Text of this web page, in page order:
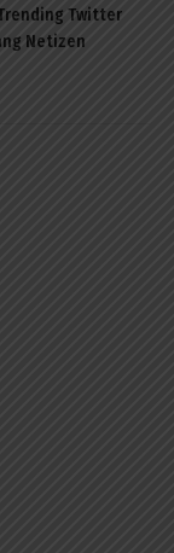
Twitter
Netizen